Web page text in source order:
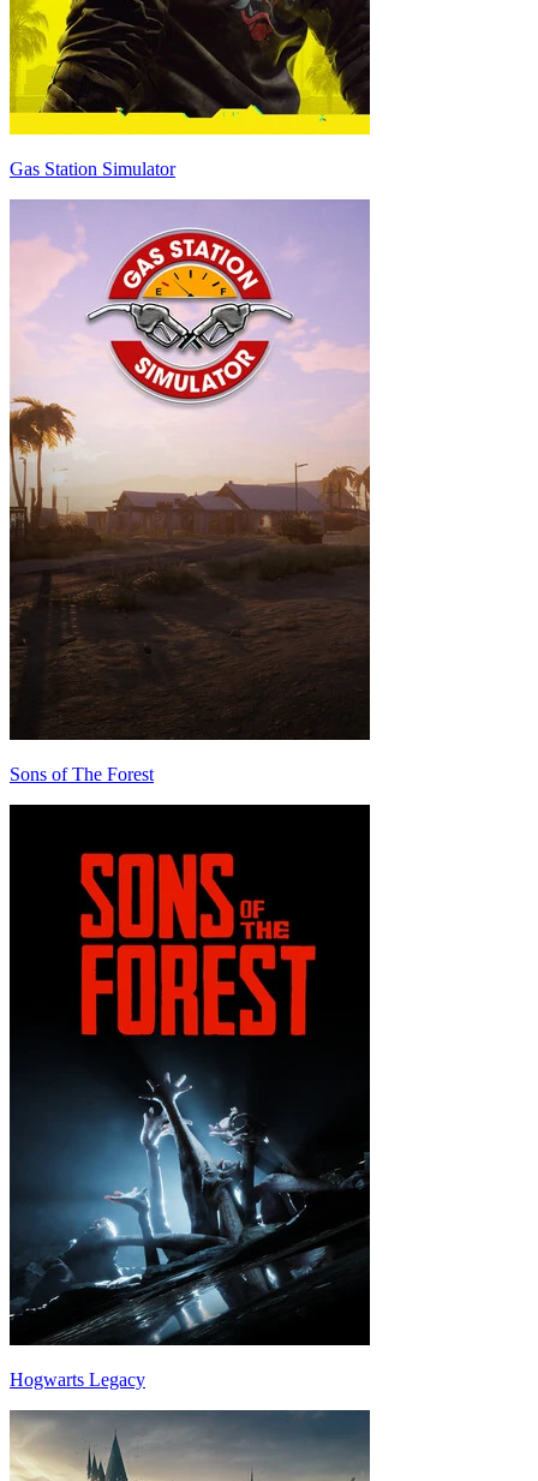
Gas Station Simulator
Sons of The Forest
Hogwarts Legacy